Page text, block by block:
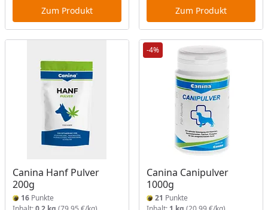
Zum Produkt Zum Produkt
Canina Hanf Pulver
200g
16 Punkte
-4%
Canina Canipulver
1000g
21 Punkte